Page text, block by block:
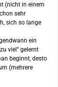
(nicht in einem
sehr
sich so lange
ein
viel“ gelernt
beginnt, desto
(mehrere